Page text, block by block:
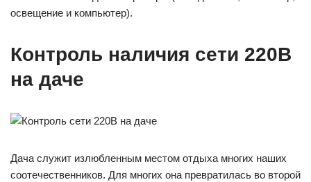
освещение и компьютер).
Контроль наличия сети 220В
на даче
Дача служит излюбленным местом отдыха многих наших
соотечественников. Для многих она превратилась во второй